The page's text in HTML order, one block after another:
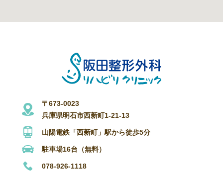
〒673-0023
兵庫県明石市西新町1-21-13
山陽電鉄「西新町」駅から徒歩5分
駐車場16台（無料）
078-926-1118